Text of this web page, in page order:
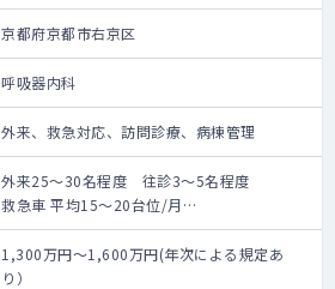
京都府京都市右京区
呼吸器内科
外来、救急対応、訪問診療、病棟管理
外来25～30名程度 往診3～5名程度
救急車 平均15～20台位/月
外来及び病棟管理業務がメインです。
【想定勤務スケジュール】
外来：週2～3コマ 外来数：25～30名程度/
1,300万円～1,600万円(年次による規定あ
り）